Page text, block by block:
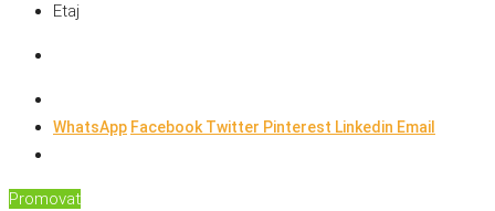
Etaj
WhatsApp FacebookTwitter Pinterest Linkedin Email
Promovat